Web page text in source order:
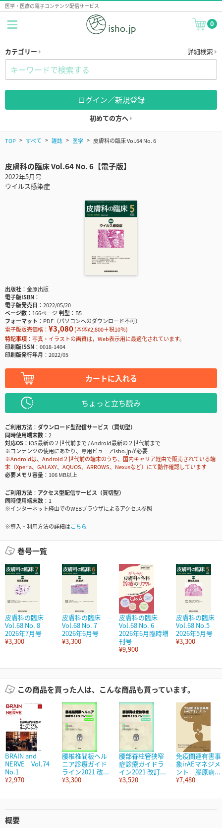
医学・医療の電子コンテンツ配信サービス
0
カテゴリー 詳細検索
ログイン／新規登録
初めての方へ
TOP すべて 雑誌 医学 皮膚科の臨床 Vol.64 No. 6
皮膚科の臨床 Vol.64 No. 6【電子版】
2022年5月号
ウイルス感染症
出版社
金原出版
電子版ISBN
電子版発売日
2022/05/20
ページ数
166ページ判型
B5
フォーマット
PDF（パソコンへのダウンロード不可）
電子版販売価格： ¥3,080(本体¥2,800＋税10％)
特記事項
写真・イラストの画質は，Web表示用に最適化されています。
印刷版ISSN
0018-1404
印刷版発行年月
2022/05
カートに入れる
ちょっと立ち読み
ご利用方法
ダウンロード型配信サービス（買切型）
同時使用端末数
2
対応OS
iOS最新の２世代前まで / Android最新の２世代前まで
※コンテンツの使用にあたり、専用ビューアisho.jpが必要
※Androidは、Android２世代前の端末のうち、国内キャリア経由で販売されている端
末（Xperia、GALAXY、AQUOS、ARROWS、Nexusなど）にて動作確認しています
必要メモリ容量
106 MB以上
ご利用方法
アクセス型配信サービス（買切型）
同時使用端末数
1
※インターネット経由でのWEBブラウザによるアクセス参照
※導入・利用方法の詳細はこちら
巻号一覧
皮膚科の臨床
Vol.68 No. 8
2026年7月号
¥3,300
皮膚科の臨床
Vol.68 No. 7
2026年6月号
¥3,300
皮膚科の臨床
Vol.68 No. 6
2026年6月臨時増
刊号
¥9,900
皮膚科の臨床
Vol.68 No.5
2026年5月号
¥3,300
この商品を買った人は、こんな商品も買っています。
BRAIN and
NERVE Vol.74
No.1
¥2,970
腰椎椎間板ヘル
ニア診療ガイド
ライン2021 改...
¥3,300
腰部脊柱管狭窄
症診療ガイドラ
イン2021 改訂...
¥3,520
免疫関連有害事
象irAEマネジメ
ント 膠原病...
¥7,480
概要